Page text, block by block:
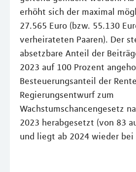
erhöht sich der maximal
27.565 Euro (bzw. 55.130
verheirateten Paaren). Der
absetzbare Anteil der
2023 auf 100 Prozent
Besteuerungsanteil der
Regierungsentwurf zum
Wachstumschancengesetz
2023 herabgesetzt (von 83
und liegt ab 2024 wieder bei